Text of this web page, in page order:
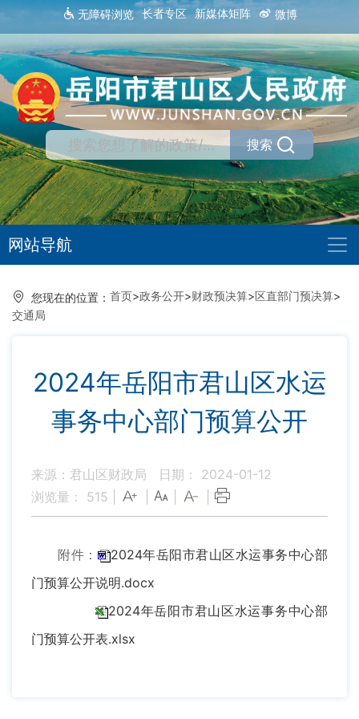
无障碍浏览 长者专区 新媒体矩阵 微博
搜索
网站导航
您现在的位置： 首页>政务公开>财政预决算>区直部门预决算>
交通局
2024年岳阳市君山区水运
事务中心部门预算公开
来源：君山区财政局
日期： 2024-01-12
浏览量： 515
附件：
2024年岳阳市君山区水运事务中心部
门预算公开说明.docx
2024年岳阳市君山区水运事务中心部
门预算公开表.xlsx